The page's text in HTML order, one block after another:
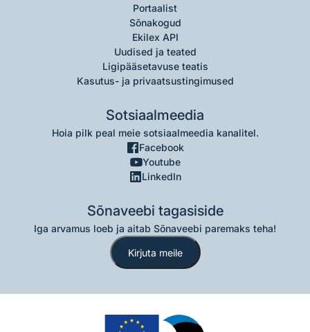
Portaalist
Sõnakogud
Ekilex API
Uudised ja teated
Ligipääsetavuse teatis
Kasutus- ja privaatsustingimused
Sotsiaalmeedia
Hoia pilk peal meie sotsiaalmeedia kanalitel.
Facebook
Youtube
LinkedIn
Sõnaveebi tagasiside
Iga arvamus loeb ja aitab Sõnaveebi paremaks teha!
Kirjuta meile